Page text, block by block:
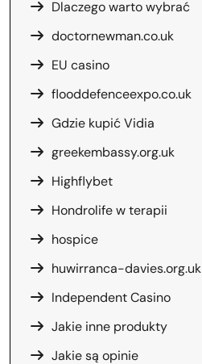
Dlaczego warto wybrać
doctornewman.co.uk
EU casino
flooddefenceexpo.co.uk
Gdzie kupić Vidia
greekembassy.org.uk
Highflybet
Hondrolife w terapii
hospice
huwirranca-davies.org.uk
Independent Casino
Jakie inne produkty
Jakie są opinie